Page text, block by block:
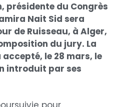
présidente du Congrès
Nait Sid sera
de Ruisseau, à Alger,
du jury. La
le 28 mars, le
introduit par ses